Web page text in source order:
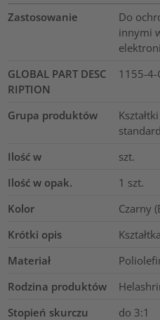
Zastosowanie
Do
innymi
GLOBAL PART DESC
RIPTION
1155-4-
Grupa produktów
Ilość w
szt.
Ilość w opak.
1 szt.
Kolor
Czarny
Krótki opis
Materiał
Rodzina produktów
Stopień skurczu
do 3:1